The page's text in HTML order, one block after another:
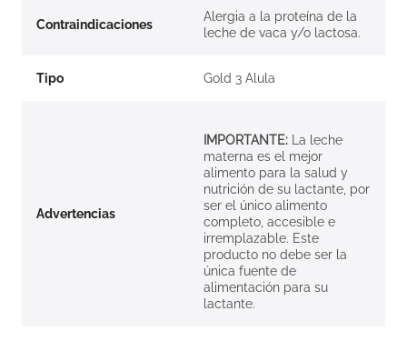
Contraindicaciones
Alergia a la proteína de la
leche de vaca y/o lactosa.
Tipo Gold 3 Alula
Advertencias
IMPORTANTE: La leche
materna es el mejor
alimento para la salud y
nutrición de su lactante, por
ser el único alimento
completo, accesible e
irremplazable. Este
producto no debe ser la
única fuente de
alimentación para su
lactante.